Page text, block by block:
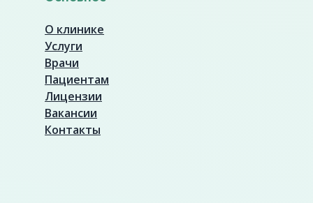
О клинике
Услуги
Врачи
Пациентам
Лицензии
Вакансии
Контакты